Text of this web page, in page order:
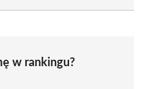
w rankingu?